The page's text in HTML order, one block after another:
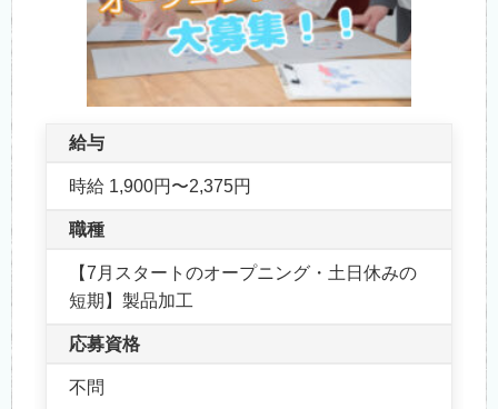
給与
時給 1,900円〜2,375円
職種
【7月スタートのオープニング・土日休みの
短期】製品加工
応募資格
不問